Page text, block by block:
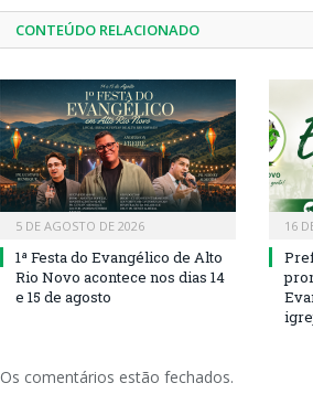
CONTEÚDO RELACIONADO
5 DE AGOSTO DE 2026
1ª Festa do Evangélico de Alto
Rio Novo acontece nos dias 14
e 15 de agosto
16
Os comentários estão fechados.